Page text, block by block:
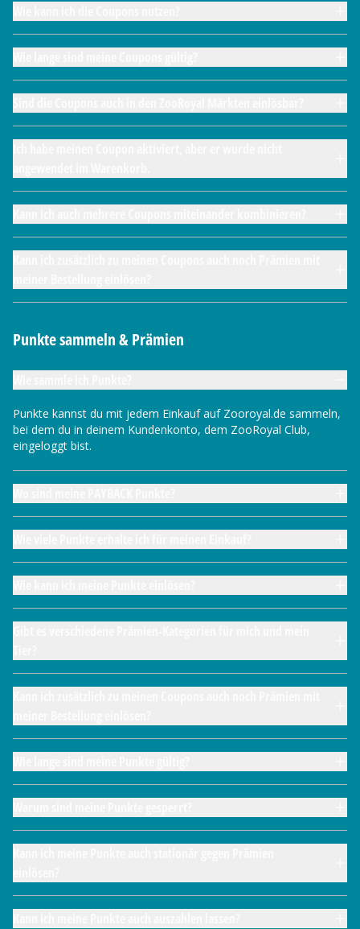
Punkte sammeln & Prämien
Punkte kannst du mit jedem Einkauf auf Zooroyal.de sammeln,
bei dem du in deinem Kundenkonto, dem ZooRoyal Club,
eingeloggt bist.